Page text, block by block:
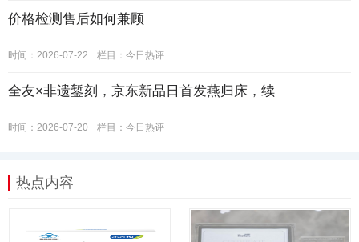
价格检测售后如何兼顾
时间：2026-07-22 栏目： 今日热评
全友×非遗錾刻，京东新品日首发燕归床，续
时间：2026-07-20 栏目： 今日热评
热点内容